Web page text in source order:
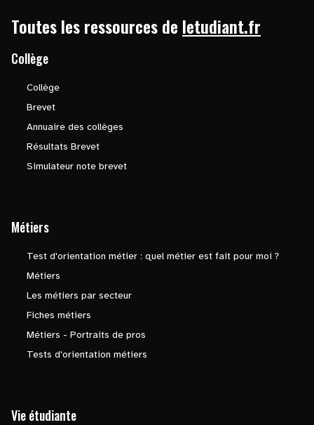
Toutes les ressources de letudiant.fr
Collège
Collège
Brevet
Annuaire des collèges
Résultats Brevet
Simulateur note brevet
Métiers
Test d'orientation métier : quel métier est fait pour moi ?
Métiers
Les métiers par secteur
Fiches métiers
Métiers - Portraits de pros
Tests d'orientation métiers
Vie étudiante